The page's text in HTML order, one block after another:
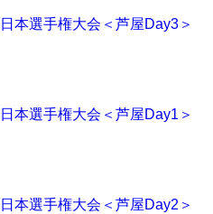
本選手権大会＜芦屋Day3＞
本選手権大会＜芦屋Day1＞
本選手権大会＜芦屋Day2＞